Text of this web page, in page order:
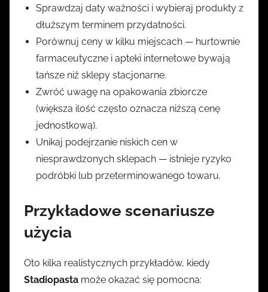
Sprawdzaj daty ważności i wybieraj produkty z
dłuższym terminem przydatności.
Porównuj ceny w kilku miejscach — hurtownie
farmaceutyczne i apteki internetowe bywają
tańsze niż sklepy stacjonarne.
Zwróć uwagę na opakowania zbiorcze
(większa ilość często oznacza niższą cenę
jednostkową).
Unikaj podejrzanie niskich cen w
niesprawdzonych sklepach — istnieje ryzyko
podróbki lub przeterminowanego towaru.
Przykładowe scenariusze
użycia
Oto kilka realistycznych przykładów, kiedy
Stadiopasta może okazać się pomocna: